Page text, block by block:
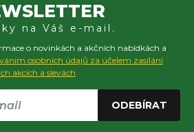
na Váš e-mail.
o novinkách a akčních nabídkách a
osobních údajů za účelem zasílání
akcích a slevách
ODEBÍRAT